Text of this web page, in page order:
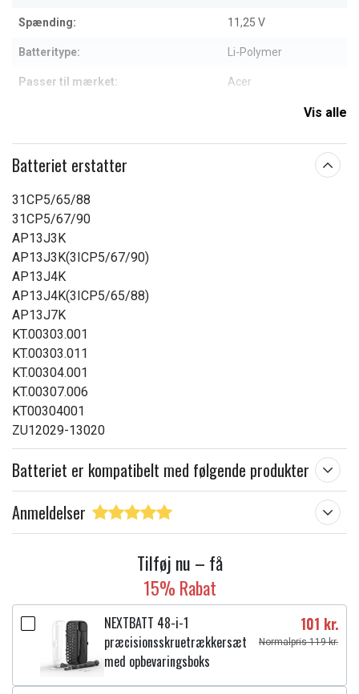
Spænding: 11,25 V
Batteritype: Li-Polymer
Passer til mærket: Acer
Vis alle
Batteriet erstatter
31CP5/65/88
31CP5/67/90
AP13J3K
AP13J3K(3ICP5/67/90)
AP13J4K
AP13J4K(3ICP5/65/88)
AP13J7K
KT.00303.001
KT.00303.011
KT.00304.001
KT.00307.006
KT00304001
ZU12029-13020
Batteriet er kompatibelt med følgende produkter
Anmeldelser
Tilføj nu – få
15% Rabat
NEXTBATT 48-i-1
præcisionsskruetrækkersæt
med opbevaringsboks
101 kr.
Normalpris 119 kr.